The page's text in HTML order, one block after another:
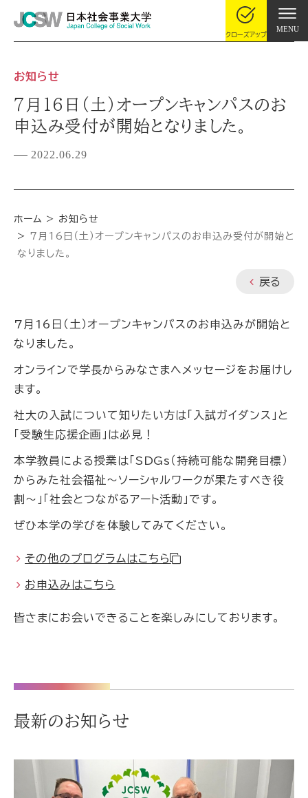
クローズアップ
MENU
お知らせ
7月16日（土）オープンキャンパスのお
申込み受付が開始となりました。
2022.06.29
ホーム
お知らせ
7月16日（土）オープンキャンパスのお申込み受付が開始と
なりました。
戻る
7月16日（土）オープンキャンパスのお申込みが開始と
なりました。
オンラインで学長からみなさまへメッセージをお届けし
ます。
社大の入試について知りたい方は「入試ガイダンス」と
「受験生応援企画」は必見！
本学教員による授業は「SDGs（持続可能な開発目標）
からみた社会福祉～ソーシャルワークが果たすべき役
割～」「社会とつながるアート活動」です。
ぜひ本学の学びを体験してみてください。
その他のプログラムはこちら
お申込みはこちら
皆さまにお会いできることを楽しみにしております。
最新のお知らせ